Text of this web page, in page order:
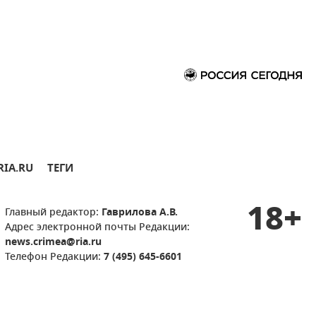
ТЕГИ
Главный редактор: Гаврилова А.В.
Адрес электронной почты Редакции:
news.crimea@ria.ru
Телефон Редакции: 7 (495) 645-6601
18+